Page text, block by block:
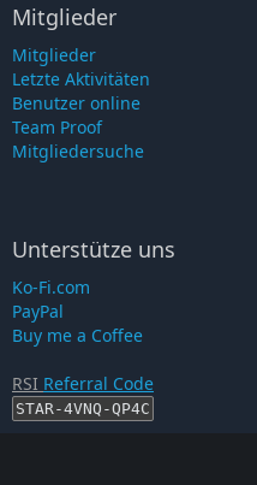
Mitglieder
Mitglieder
Letzte Aktivitäten
Benutzer online
Team Proof
Mitgliedersuche
Unterstütze uns
Ko-Fi.com
PayPal
Buy me a Coffee
RSI Referral Code
STAR-4VNQ-QP4C